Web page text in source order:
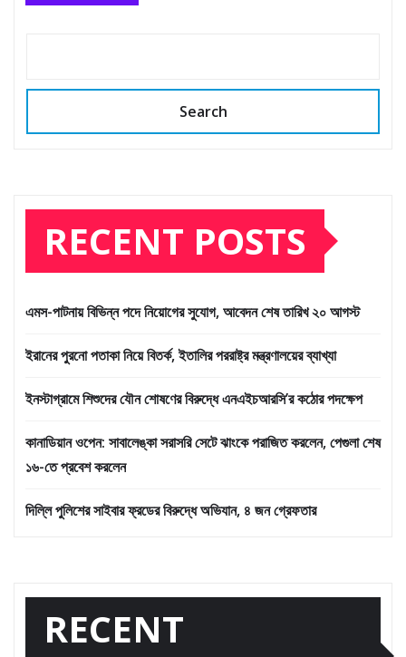
Search
RECENT POSTS
এমস-পাটনায় বিভিন্ন পদে নিয়োগের সুযোগ, আবেদন শেষ তারিখ ২০ আগস্ট
ইরানের পুরনো পতাকা নিয়ে বিতর্ক, ইতালির পররাষ্ট্র মন্ত্রণালয়ের ব্যাখ্যা
ইনস্টাগ্রামে শিশুদের যৌন শোষণের বিরুদ্ধে এনএইচআরসি’র কঠোর পদক্ষেপ
কানাডিয়ান ওপেন: সাবালেঙ্কা সরাসরি সেটে ঝাংকে পরাজিত করলেন, পেগুলা শেষ
১৬-তে প্রবেশ করলেন
দিল্লি পুলিশের সাইবার ফ্রডের বিরুদ্ধে অভিযান, ৪ জন গ্রেফতার
RECENT